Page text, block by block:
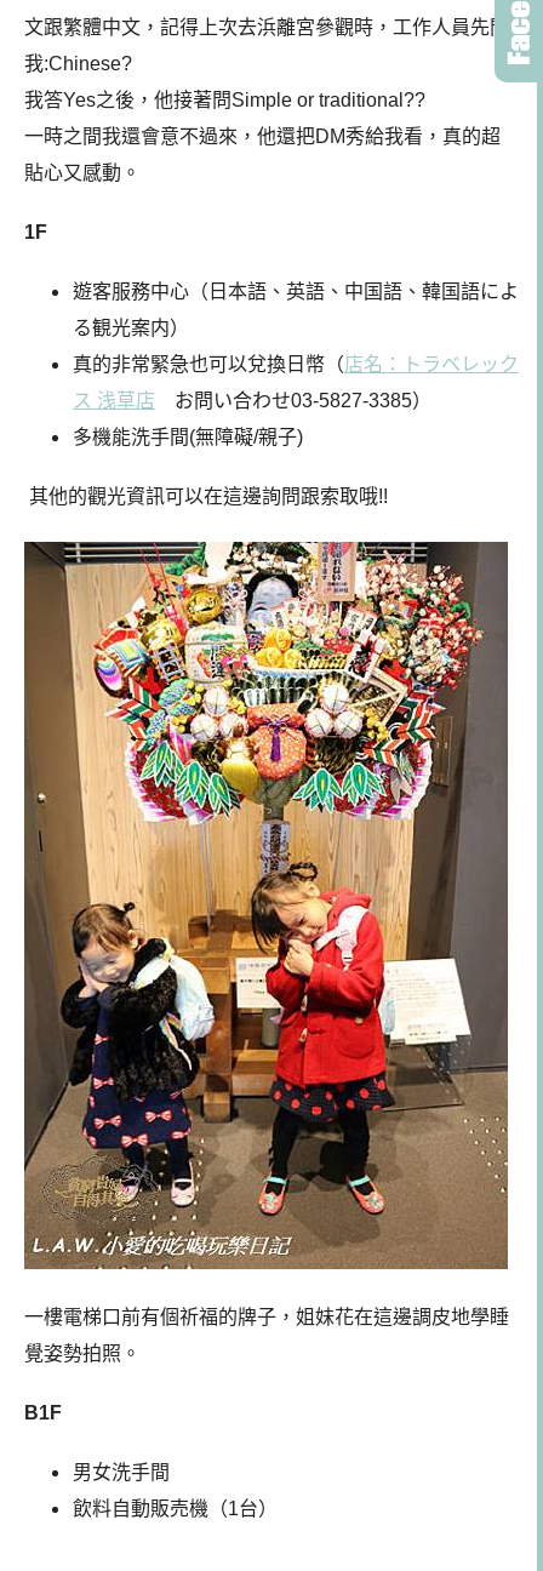
文跟繁體中文，記得上次去浜離宮參觀時，工作人員先問
我:Chinese?
我答Yes之後，他接著問Simple or traditional??
一時之間我還會意不過來，他還把DM秀給我看，真的超
貼心又感動。
1F
遊客服務中心（日本語、英語、中国語、韓国語によ
る観光案内）
真的非常緊急也可以兌換日幣（店名：トラベレック
ス 浅草店 お問い合わせ03-5827-3385）
多機能洗手間(無障礙/親子)
其他的觀光資訊可以在這邊詢問跟索取哦!!
一樓電梯口前有個祈福的牌子，姐妹花在這邊調皮地學睡
覺姿勢拍照。
B1F
男女洗手間
飲料自動販売機（1台）